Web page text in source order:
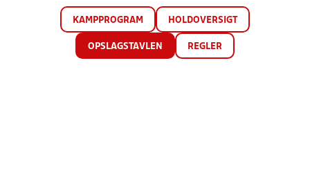
KAMPPROGRAM HOLDOVERSIGT
OPSLAGSTAVLEN REGLER